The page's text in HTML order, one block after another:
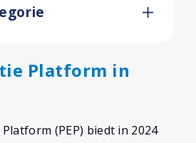
Platform in
(PEP) biedt in 2024